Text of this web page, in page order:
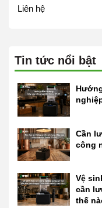
Liên hệ
Tin tức nổi bật
Cần
công
Vệ
cần
thế